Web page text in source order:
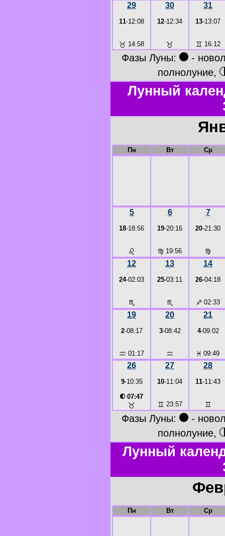
29
11-12:08
♉ 14:58
30
12-12:34
♉
31
13-13:07
♊ 16:12
Фазы Луны: ● -
полнолуние,
Лунный
Пн Вт Ср
5
18-18:56
♌
6
19-20:16
♍ 19:56
7
20-21:30
♍
12
24-02:03
♏
13
25-03:11
♏
14
26-04:18
♐ 02:33
19
2-08:17
♒ 01:17
20
3-08:42
♒
21
4-09:02
♓ 09:49
26
9-10:35
◐07:47
♉
27
10-11:04
♊ 23:57
28
11-11:43
♊
Фазы Луны: ● -
полнолуние,
Лунный
Пн Вт Ср